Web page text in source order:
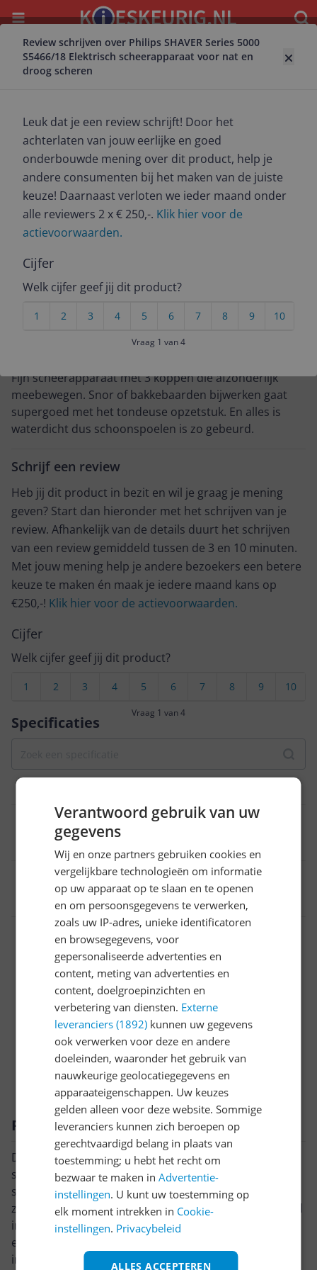
Menu
Terug naar scheerapparaat
Philips SHAVER Series 5000 S5466/18
10.0(1)
Review schrijven over Philips SHAVER Series 5000
S5466/18 Elektrisch scheerapparaat voor nat en
droog scheren
Leuk dat je een review schrijft! Door het
achterlaten van jouw eerlijke en goed
onderbouwde mening over dit product, help je
andere consumenten bij het maken van de juiste
keuze! Daarnaast verloten we ieder maand onder
alle reviewers 2 x € 250,-. Klik hier voor de
actievoorwaarden.
Cijfer
Welk cijfer geef jij dit product?
10
9
8
7
6
5
4
3
2
1
Vraag 1 van 4
Alle 1 prijzen en aanbieders
Meest populaire keuze – Scherpste prijs!
€ 166,91
3 tot 4 dagen Gratis verzending
Check de website voor de levertijd | Gratis bezorgd >
Bekijk product
Specificaties
Geschikt voor
Mannen
8710103994305
Functies
Onderhoud
Overige kenmerken
Productinformatie
Scheerblad & Messen
Technisch
Productomschrijving
De Philips SHAVER Series 5000 S5466 is een innovatief
scheerapparaat voor comfortabel nat en droog
scheren. Met zijn zwarte, stijlvolle design is dit model
zowel oplaadbaar als waterdicht, waardoor het flexibel
in gebruik is. De krachtige ingebouwde accu is binnen
een uur volledig opgeladen en biedt een
indrukwekkende gebruikstijd van 50 minuten.
Reviews
Fijn scheerapparaat met 3 koppen die afzonderlijk
meebewegen. Snor of bakkebaarden bijwerken gaat
supergoed met het tondeuse opzetstuk. En alles is
waterdicht dus schoonspoelen is zo gebeurd.
Schrijf een review
Heb jij dit product in bezit en wil je graag je mening
geven? Start dan hieronder met het schrijven van je
review. Afhankelijk van de details duurt het schrijven
van een review gemiddeld tussen de 3 en 10 minuten.
Met jouw mening help je andere bezoekers een betere
keuze te maken én maak je iedere maand kans op
€250,-! Klik hier voor de actievoorwaarden.
Cijfer
Welk cijfer geef jij dit product?
10
9
8
7
6
5
4
3
2
1
Vraag 1 van 4
Verantwoord gebruik van uw
gegevens
Wij en onze partners gebruiken cookies en
vergelijkbare technologieën om informatie
op uw apparaat op te slaan en te openen
en om persoonsgegevens te verwerken,
zoals uw IP-adres, unieke identificatoren
en browsegegevens, voor
gepersonaliseerde advertenties en
content, meting van advertenties en
content, doelgroepinzichten en
verbetering van diensten. Externe
leveranciers (1892) kunnen uw gegevens
ook verwerken voor deze en andere
doeleinden, waaronder het gebruik van
nauwkeurige geolocatiegegevens en
apparaateigenschappen. Uw keuzes
gelden alleen voor deze website. Sommige
leveranciers kunnen zich beroepen op
gerechtvaardigd belang in plaats van
toestemming; u hebt het recht om
bezwaar te maken inAdvertentie-
instellingen. U kunt uw toestemming op
elk moment intrekken in Cookie-
instellingen. Privacybeleid
ALLES ACCEPTEREN